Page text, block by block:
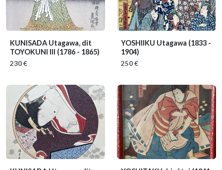
KUNISADA Utagawa, dit
TOYOKUNI III (1786 - 1865)
230 €
YOSHIIKU Utagawa (1833 -
1904)
250 €